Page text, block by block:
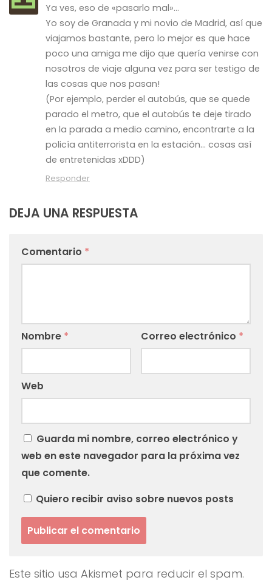
Ya ves, eso de «pasarlo mal»…
Yo soy de Granada y mi novio de Madrid, así que
viajamos bastante, pero lo mejor es que hace
poco una amiga me dijo que quería venirse con
nosotros de viaje alguna vez para ser testigo de
las cosas que nos pasan!
(Por ejemplo, perder el autobús, que se quede
parado el metro, que el autobús te deje tirado
en la parada a medio camino, encontrarte a la
policía antiterrorista en la estación… cosas así
de entretenidas xDDD)
Responder
DEJA UNA RESPUESTA
Comentario *
Nombre * Correo electrónico *
Web
Guarda mi nombre, correo electrónico y
web en este navegador para la próxima vez
que comente.
Quiero recibir aviso sobre nuevos posts
Este sitio usa Akismet para reducir el spam.